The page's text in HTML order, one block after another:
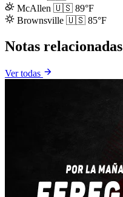
McAllen 🇺🇸 89°F
Brownsville 🇺🇸 85°F
Notas relacionadas
Ver todas